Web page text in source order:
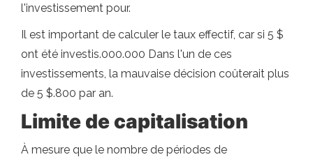
l'investissement pour.
Il est important de calculer le taux effectif, car si 5 $
ont été investis.000.000 Dans l'un de ces
investissements, la mauvaise décision coûterait plus
de 5 $.800 par an.
Limite de capitalisation
À mesure que le nombre de périodes de